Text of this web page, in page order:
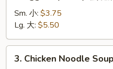
Drop
Soup
蛋
花
Sm. 小: $3.75
Lg. 大: $5.50
Chicken
3. Chicken Noodle